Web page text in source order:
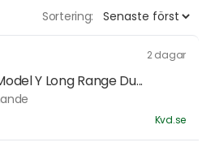
Sortering:
2 dagar
Y Long Range Du...
Kvd.se